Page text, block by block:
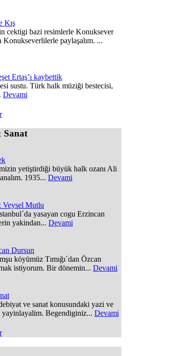
Kış
cektigi bazi resimlerle Konuksever
Konukseverlilerle paylaşalım. ...
Ertaş’ı kaybettik
sustu. Türk halk müziği bestecisi,
Devami
Sanat
yetiştirdiği büyük halk ozanı Ali
1935... Devami
Mutlu
yasayan cogu Erzincan
yakindan... Devami
Dursun
köyümüz Tımığı´dan Özcan
istiyorum. Bir dönemin... Devami
ve sanat konusundaki yazi ve
yayinlayalim. Begendiginiz... Devami